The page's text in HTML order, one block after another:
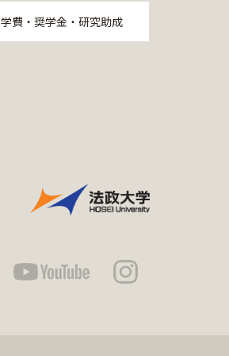
学費・奨学金・研究助成